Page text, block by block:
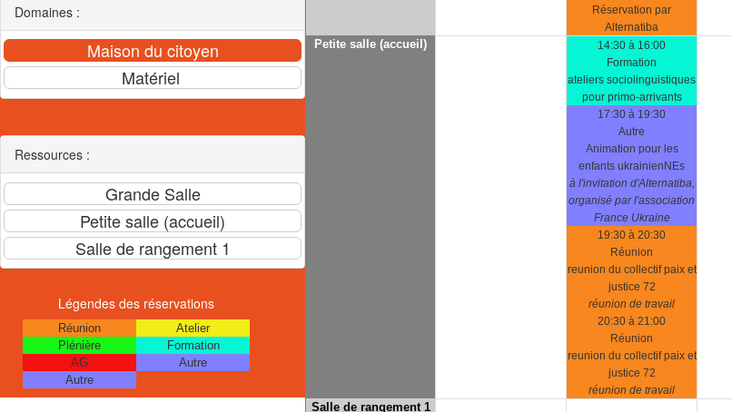
Domaines :
Ressources :
Légendes des réservations
Réunion
Atelier
Plénière
Formation
AG
Autre
Autre
Réservation par
Alternatiba
Petite salle (accueil)
14:30 à 16:00
Formation
ateliers sociolinguistiques
pour primo-arrivants
17:30 à 19:30
Autre
Animation pour les
enfants ukrainienNEs
à l'invitation d'Alternatiba,
organisé par l'association
France Ukraine
19:30 à 20:30
Réunion
reunion du collectif paix et
justice 72
réunion de travail
20:30 à 21:00
Réunion
reunion du collectif paix et
justice 72
réunion de travail
Salle de rangement 1